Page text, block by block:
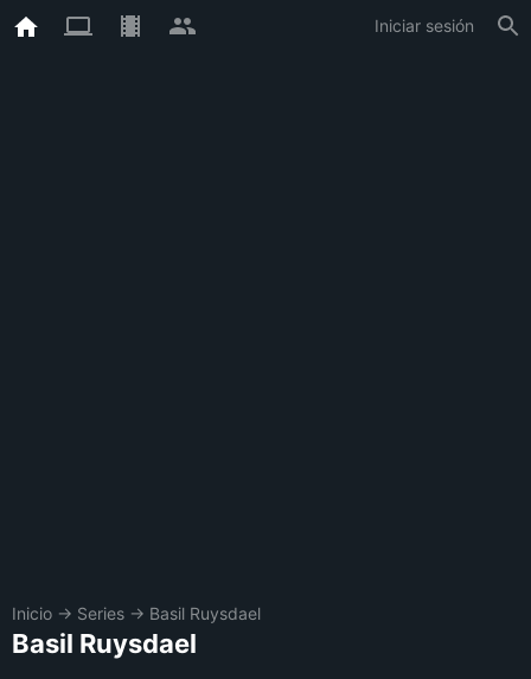
Iniciar sesión
Inicio → Series → Basil Ruysdael
Basil Ruysdael